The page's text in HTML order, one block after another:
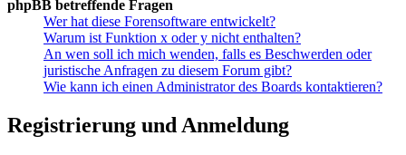
phpBB betreffende Fragen
Wer hat diese Forensoftware entwickelt?
Warum ist Funktion x oder y nicht enthalten?
An wen soll ich mich wenden, falls es Beschwerden oder
juristische Anfragen zu diesem Forum gibt?
Wie kann ich einen Administrator des Boards kontaktieren?
Registrierung und Anmeldung